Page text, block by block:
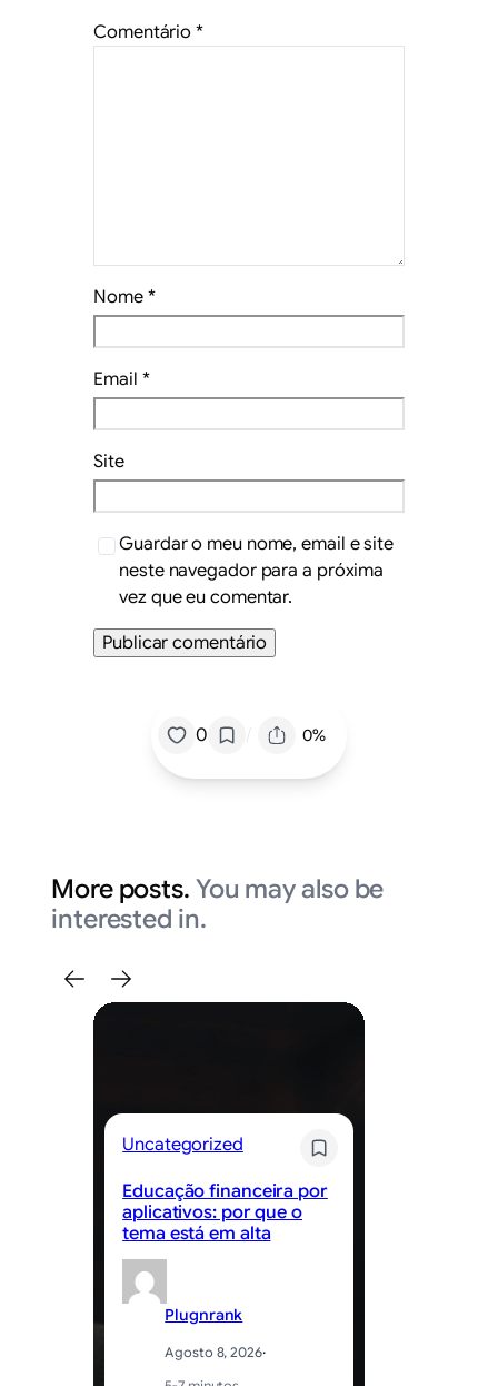
Comentário*
Nome *
Email *
Site
Guardar o meu nome, email e site
neste navegador para a próxima
vez que eu comentar.
0 / 0%
More posts. You may also be
interested in.
Uncategorized
Educação financeira por
aplicativos: por que o
tema está em alta
Plugnrank
Agosto 8, 2026·